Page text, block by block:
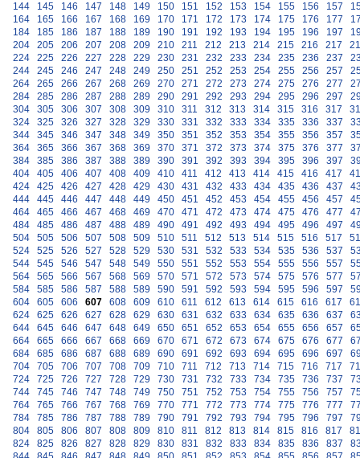
144
145 146 147 148 149 150 151 152 153 154 155 156 157
164
165 166 167 168 169 170 171 172 173 174 175 176 177
184
185 186 187 188 189 190 191 192 193 194 195 196 197
204
205 206 207 208 209 210 211 212 213 214 215 216 217
224
225 226 227 228 229 230 231 232 233 234 235 236 237
244
245 246 247 248 249 250 251 252 253 254 255 256 257
264
265 266 267 268 269 270 271 272 273 274 275 276 277
284
285 286 287 288 289 290 291 292 293 294 295 296 297
304
305 306 307 308 309 310 311 312 313 314 315 316 317
324
325 326 327 328 329 330 331 332 333 334 335 336 337
344
345 346 347 348 349 350 351 352 353 354 355 356 357
364
365 366 367 368 369 370 371 372 373 374 375 376 377
384
385 386 387 388 389 390 391 392 393 394 395 396 397
404
405 406 407 408 409 410 411 412 413 414 415 416 417
424
425 426 427 428 429 430 431 432 433 434 435 436 437
444
445 446 447 448 449 450 451 452 453 454 455 456 457
464
465 466 467 468 469 470 471 472 473 474 475 476 477
484
485 486 487 488 489 490 491 492 493 494 495 496 497
504
505 506 507 508 509 510 511 512 513 514 515 516 517
524
525 526 527 528 529 530 531 532 533 534 535 536 537
544
545 546 547 548 549 550 551 552 553 554 555 556 557
564
565 566 567 568 569 570 571 572 573 574 575 576 577
584
585 586 587 588 589 590 591 592 593 594 595 596 597
604
605 606 607 608 609 610 611 612 613 614 615 616 617
624
625 626 627 628 629 630 631 632 633 634 635 636 637
644
645 646 647 648 649 650 651 652 653 654 655 656 657
664
665 666 667 668 669 670 671 672 673 674 675 676 677
684
685 686 687 688 689 690 691 692 693 694 695 696 697
704
705 706 707 708 709 710 711 712 713 714 715 716 717
724
725 726 727 728 729 730 731 732 733 734 735 736 737
744
745 746 747 748 749 750 751 752 753 754 755 756 757
764
765 766 767 768 769 770 771 772 773 774 775 776 777
784
785 786 787 788 789 790 791 792 793 794 795 796 797
804
805 806 807 808 809 810 811 812 813 814 815 816 817
824
825 826 827 828 829 830 831 832 833 834 835 836 837